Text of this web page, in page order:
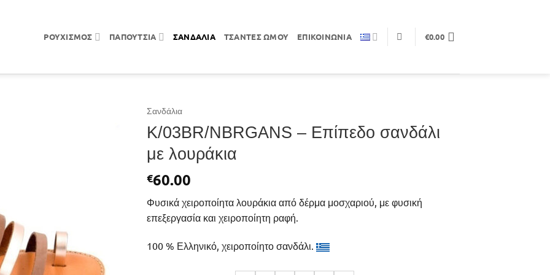
ΡΟΥΧΙΣΜΌΣ ΠΑΠΟΎΤΣΙΑ ΣΑΝΔΆΛΙΑ ΤΣΆΝΤΕΣ ΏΜΟΥ ΕΠΙΚΟΙΝΩΝΊΑ €0.00
Σανδάλια
K/03BR/NBRGANS – Επίπεδο σανδάλι
με λουράκια
€60.00
Φυσικά χειροποίητα λουράκια από δέρμα μοσχαριού, με φυσική
επεξεργασία και χειροποίητη ραφή.
100 % Ελληνικό, χειροποίητο σανδάλι.